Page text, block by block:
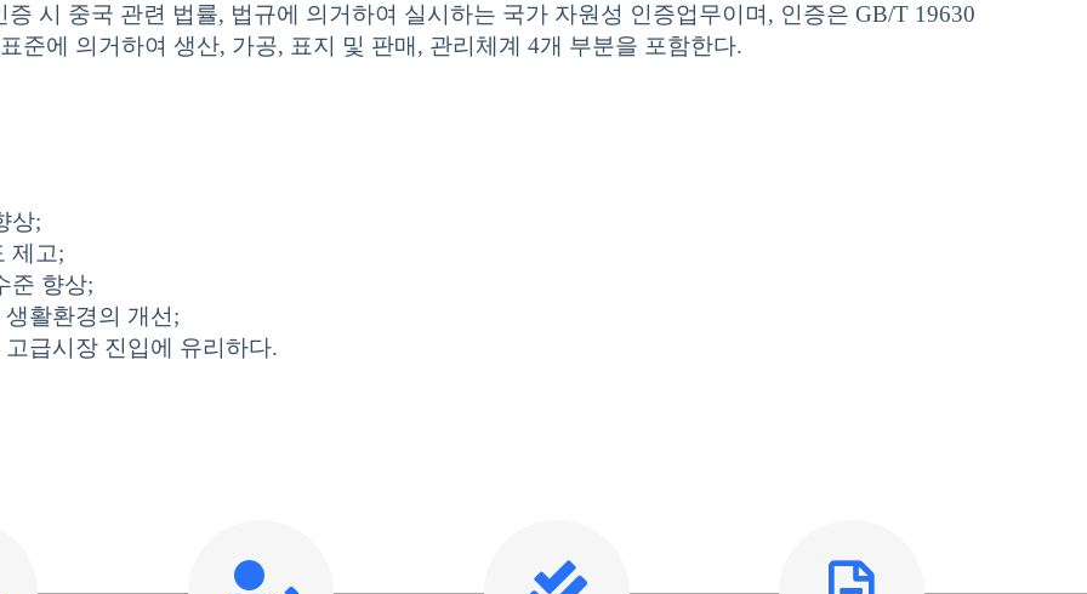
증 시 중국 관련 법률, 법규에 의거하여 실시하는 국가 자원성 인증업무이며, 인증은 GB/T 19630
준에 의거하여 생산, 가공, 표지 및 판매, 관리체계 4개 부분을 포함한다.
상;
제고;
준 향상;
활환경의 개선;
급시장 진입에 유리하다.